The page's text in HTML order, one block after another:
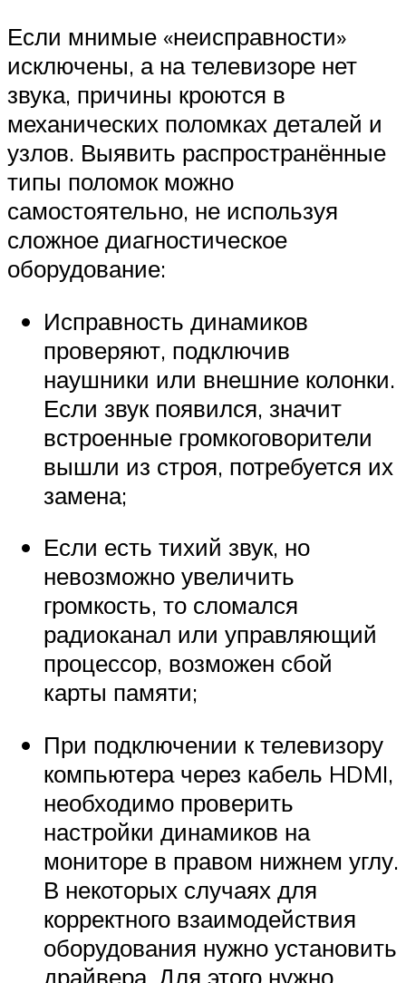
Если мнимые «неисправности»
исключены, а на телевизоре нет
звука, причины кроются в
механических поломках деталей и
узлов. Выявить распространённые
типы поломок можно
самостоятельно, не используя
сложное диагностическое
оборудование:
Исправность динамиков
проверяют, подключив
наушники или внешние колонки.
Если звук появился, значит
встроенные громкоговорители
вышли из строя, потребуется их
замена;
Если есть тихий звук, но
невозможно увеличить
громкость, то сломался
радиоканал или управляющий
процессор, возможен сбой
карты памяти;
При подключении к телевизору
компьютера через кабель HDMI,
необходимо проверить
настройки динамиков на
мониторе в правом нижнем углу.
В некоторых случаях для
корректного взаимодействия
оборудования нужно установить
драйвера. Для этого нужно